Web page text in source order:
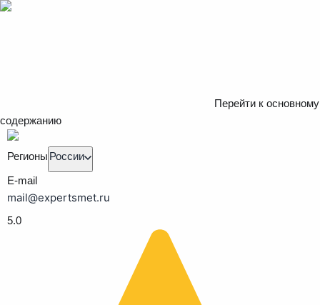
Перейти к основному
содержанию
Регионы России
E-mail
mail@expertsmet.ru
5.0